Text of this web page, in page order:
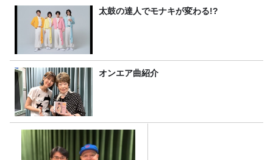
太鼓の達人でモナキが変わる!?
オンエア曲紹介